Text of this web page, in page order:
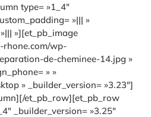
type= »1_4″
»||| »
»][et_pb_image
rhone.com/wp-
de-cheminee-14.jpg »
» »
» _builder_version= »3.23″]
et_pb_row][et_pb_row
_builder_version= »3.25″